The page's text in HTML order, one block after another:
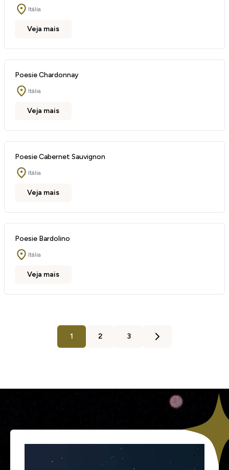
Itália
Veja mais
Poesie Chardonnay
Itália
Veja mais
Poesie Cabernet Sauvignon
Itália
Veja mais
Poesie Bardolino
Itália
Veja mais
1 2 3